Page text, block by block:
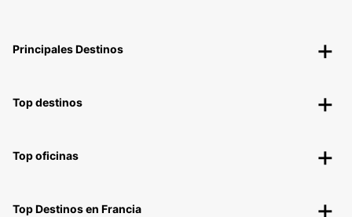
Principales Destinos
Top destinos
Top oficinas
Top Destinos en Francia